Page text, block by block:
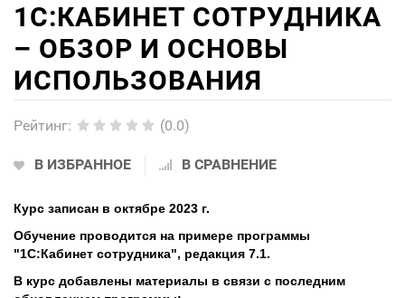
1С:КАБИНЕТ СОТРУДНИКА
– ОБЗОР И ОСНОВЫ
ИСПОЛЬЗОВАНИЯ
Рейтинг: (0.0)
В ИЗБРАННОЕ В СРАВНЕНИЕ
Курс записан в октябре 2023 г.
Обучение проводится на примере программы
"1С:Кабинет сотрудника", редакция 7.1.
В курс добавлены материалы в связи с последним